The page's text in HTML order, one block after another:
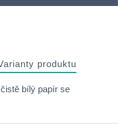
produktu
bílý papír se